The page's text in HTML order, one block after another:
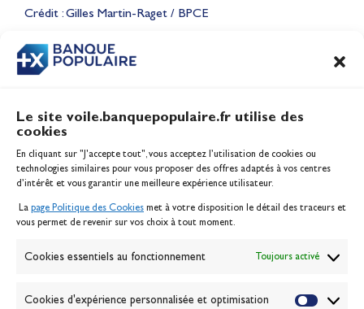
Le site voile.banquepopulaire.fr utilise des
cookies
En cliquant sur "J'accepte tout", vous acceptez l’utilisation de cookies ou
technologies similaires pour vous proposer des offres adaptés à vos centres
d’intérêt et vous garantir une meilleure expérience utilisateur.
La page Politique des Cookies met à votre disposition le détail des traceurs et
vous permet de revenir sur vos choix à tout moment.
Cookies essentiels au fonctionnement Toujours activé
Cookies d'expérience personnalisée et optimisation
Crédit : Gilles Martin-Raget / BPCE
CONTENU
Jeux Olympiques 2028
Inscription serveur média
Contact
Politique des cookies
Banque de la voile
Passion Voile TV